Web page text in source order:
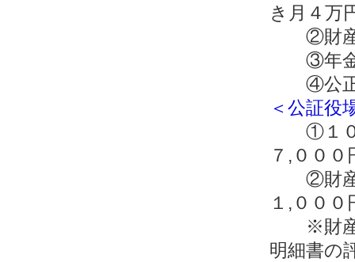
き月４万
②財産
③年金
④公正
＜公証役
①１０
７,００
②財産
１,００
※財産
明細書の